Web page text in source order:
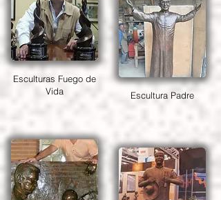
Esculturas Fuego de
Vida
Escultura Padre